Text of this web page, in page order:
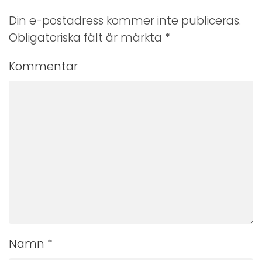
Din e-postadress kommer inte publiceras.
Obligatoriska fält är märkta *
Kommentar
Namn *